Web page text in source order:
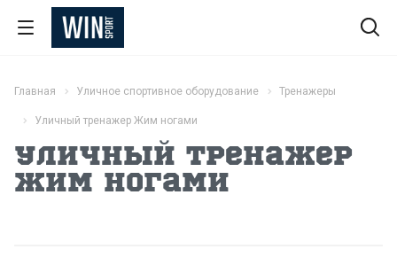
Главная Уличное спортивное оборудование Тренажеры
Уличный тренажер Жим ногами
Уличный тренажер
Жим ногами